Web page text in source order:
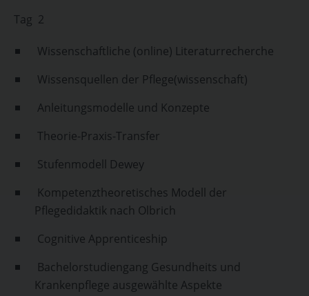
Tag 2
Wissenschaftliche (online) Literaturrecherche
Wissensquellen der Pflege(wissenschaft)
Anleitungsmodelle und Konzepte
Theorie-Praxis-Transfer
Stufenmodell Dewey
Kompetenztheoretisches Modell der
Pflegedidaktik nach Olbrich
Cognitive Apprenticeship
Bachelorstudiengang Gesundheits und
Krankenpflege ausgewählte Aspekte